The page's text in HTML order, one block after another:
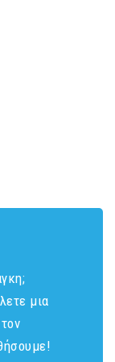
μια